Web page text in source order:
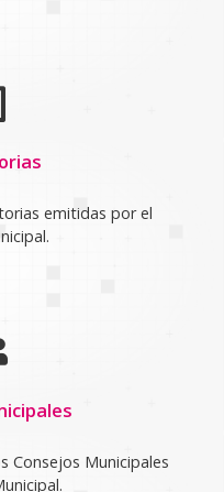
emitidas por el
Consejos Municipales